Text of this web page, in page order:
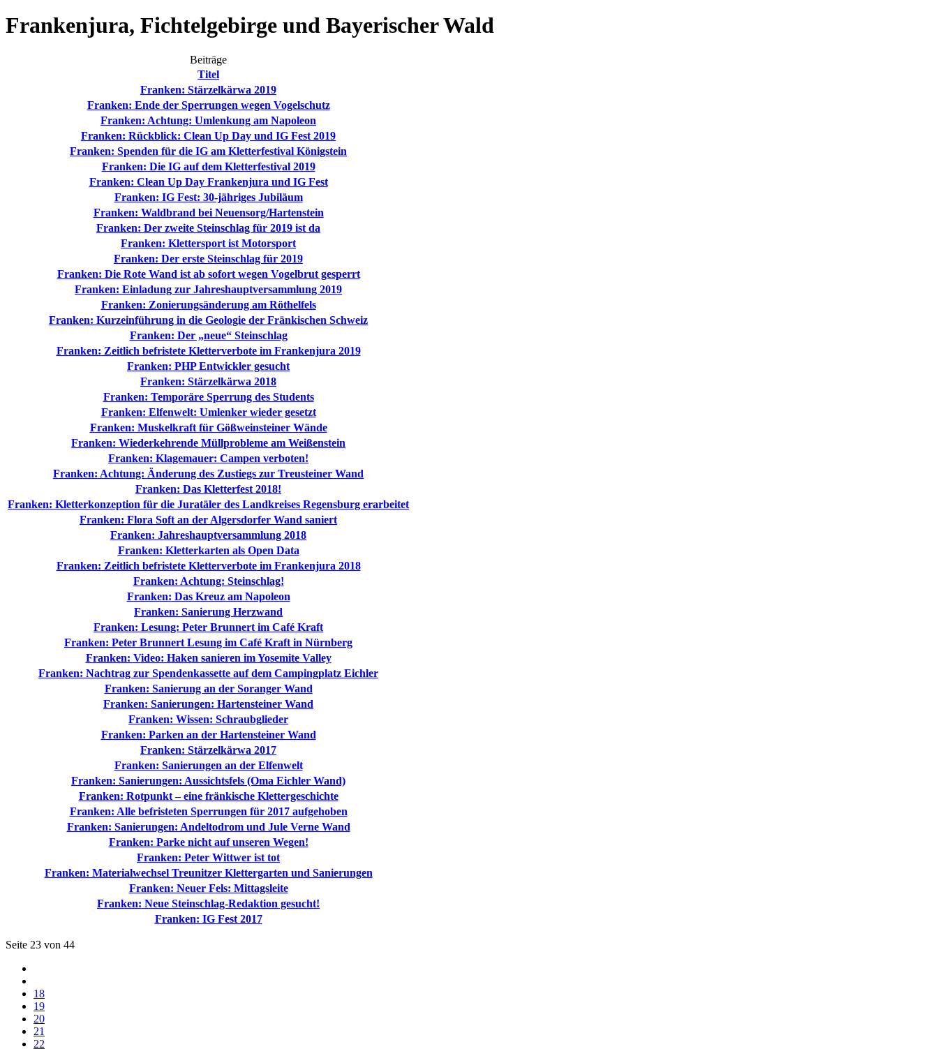
Frankenjura, Fichtelgebirge und Bayerischer Wald
Beiträge
Titel
Franken: Stärzelkärwa 2019
Franken: Ende der Sperrungen wegen Vogelschutz
Franken: Achtung: Umlenkung am Napoleon
Franken: Rückblick: Clean Up Day und IG Fest 2019
Franken: Spenden für die IG am Kletterfestival Königstein
Franken: Die IG auf dem Kletterfestival 2019
Franken: Clean Up Day Frankenjura und IG Fest
Franken: IG Fest: 30-jähriges Jubiläum
Franken: Waldbrand bei Neuensorg/Hartenstein
Franken: Der zweite Steinschlag für 2019 ist da
Franken: Klettersport ist Motorsport
Franken: Der erste Steinschlag für 2019
Franken: Die Rote Wand ist ab sofort wegen Vogelbrut gesperrt
Franken: Einladung zur Jahreshauptversammlung 2019
Franken: Zonierungsänderung am Röthelfels
Franken: Kurzeinführung in die Geologie der Fränkischen Schweiz
Franken: Der „neue“ Steinschlag
Franken: Zeitlich befristete Kletterverbote im Frankenjura 2019
Franken: PHP Entwickler gesucht
Franken: Stärzelkärwa 2018
Franken: Temporäre Sperrung des Students
Franken: Elfenwelt: Umlenker wieder gesetzt
Franken: Muskelkraft für Gößweinsteiner Wände
Franken: Wiederkehrende Müllprobleme am Weißenstein
Franken: Klagemauer: Campen verboten!
Franken: Achtung: Änderung des Zustiegs zur Treusteiner Wand
Franken: Das Kletterfest 2018!
Franken: Kletterkonzeption für die Juratäler des Landkreises Regensburg erarbeitet
Franken: Flora Soft an der Algersdorfer Wand saniert
Franken: Jahreshauptversammlung 2018
Franken: Kletterkarten als Open Data
Franken: Zeitlich befristete Kletterverbote im Frankenjura 2018
Franken: Achtung: Steinschlag!
Franken: Das Kreuz am Napoleon
Franken: Sanierung Herzwand
Franken: Lesung: Peter Brunnert im Café Kraft
Franken: Peter Brunnert Lesung im Café Kraft in Nürnberg
Franken: Video: Haken sanieren im Yosemite Valley
Franken: Nachtrag zur Spendenkassette auf dem Campingplatz Eichler
Franken: Sanierung an der Soranger Wand
Franken: Sanierungen: Hartensteiner Wand
Franken: Wissen: Schraubglieder
Franken: Parken an der Hartensteiner Wand
Franken: Stärzelkärwa 2017
Franken: Sanierungen an der Elfenwelt
Franken: Sanierungen: Aussichtsfels (Oma Eichler Wand)
Franken: Rotpunkt – eine fränkische Klettergeschichte
Franken: Alle befristeten Sperrungen für 2017 aufgehoben
Franken: Sanierungen: Andeltodrom und Jule Verne Wand
Franken: Parke nicht auf unseren Wegen!
Franken: Peter Wittwer ist tot
Franken: Materialwechsel Treunitzer Klettergarten und Sanierungen
Franken: Neuer Fels: Mittagsleite
Franken: Neue Steinschlag-Redaktion gesucht!
Franken: IG Fest 2017
Seite 23 von 44
18
19
20
21
22